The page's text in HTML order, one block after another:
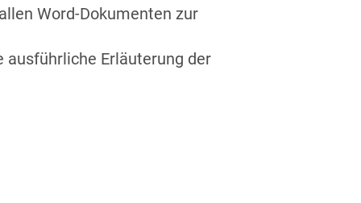
Word-Dokumenten zur
Erläuterung der